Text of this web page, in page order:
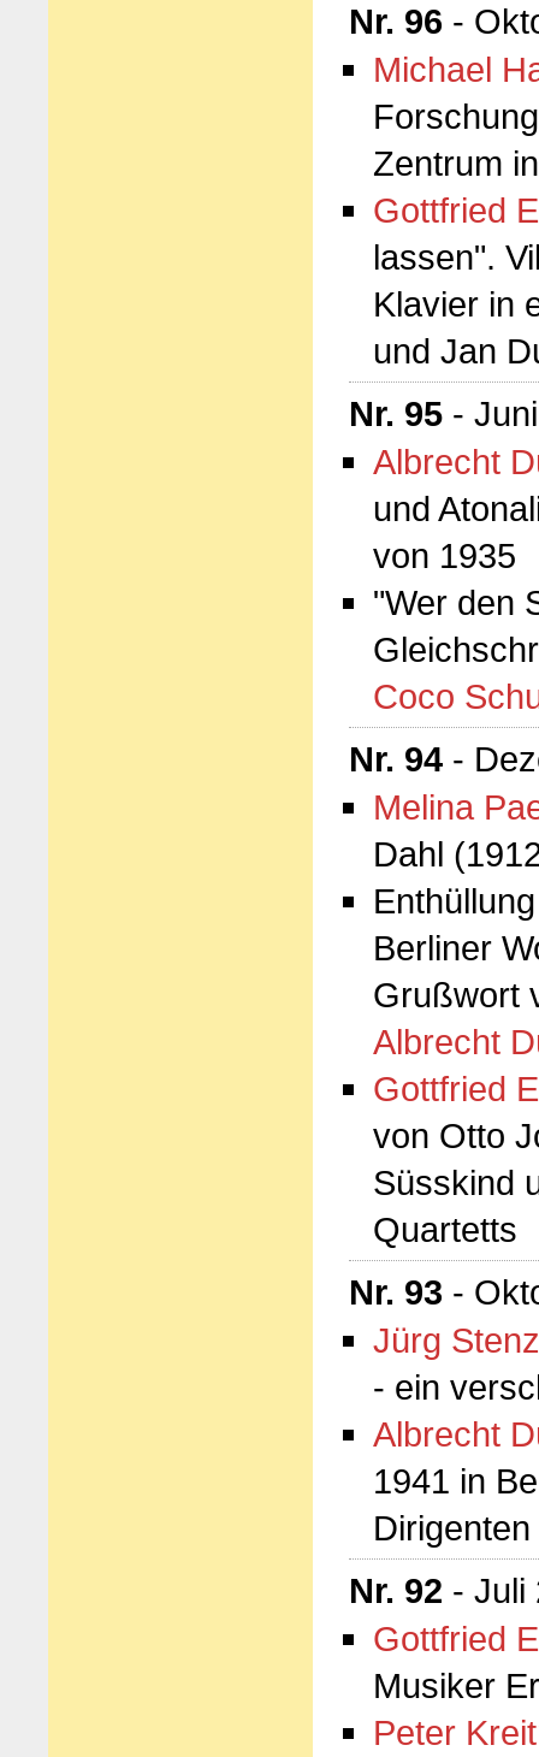
Nr. 96 -
Michael
Zentrum
Gottfried
lassen".
Klavier in
und Jan
Nr. 95 -
Albrecht
und
von 1935
"Wer den
Coco
Nr. 94 -
Melina
Dahl
Berliner
Grußwort
Albrecht
Gottfried
von Otto
Süsskind
Quartetts
Nr. 93 -
Jürg
- ein
Albrecht
1941 in
Nr. 92 - Juli
Gottfried
Musiker
Peter